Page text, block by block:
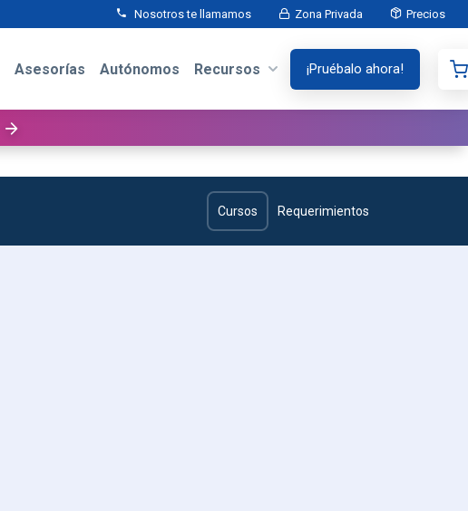
Nosotros te llamamos Zona Privada Precios
Asesorías Autónomos Recursos ¡Pruébalo ahora!
Cursos Requerimientos